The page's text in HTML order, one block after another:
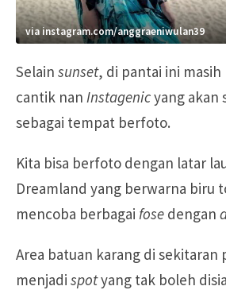
via instagram.com/anggraeniwulan39
Selain sunset, di pantai ini masih
cantik nan Instagenicyang akan
sebagai tempat berfoto.
Kita bisa berfoto dengan latar
Dreamland yang berwarna biru
mencoba berbagai fose dengan
Area batuan karang di sekitaran
menjadi spotyang tak boleh